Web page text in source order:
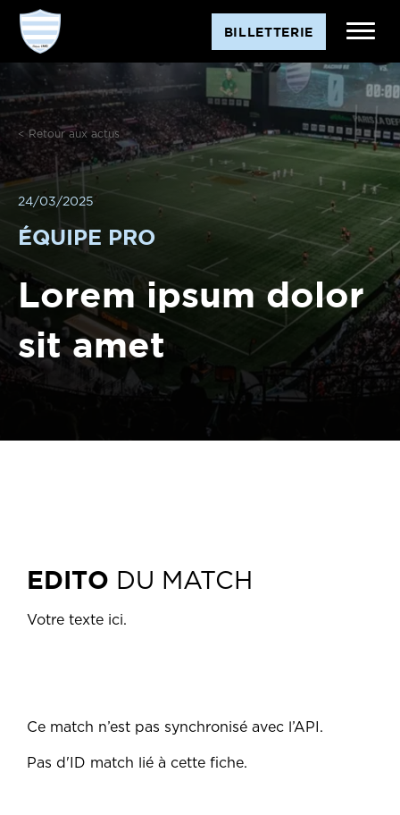
BILLETTERIE
< Retour aux actus
24/03/2025
ÉQUIPE PRO
Lorem ipsum dolor
sit amet
EDITO DU MATCH
Votre texte ici.
Ce match n’est pas synchronisé avec l’API.
Pas d'ID match lié à cette fiche.